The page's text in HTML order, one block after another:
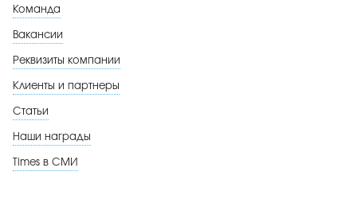
Команда
Вакансии
Реквизиты компании
Клиенты и партнеры
Статьи
Наши награды
Times в СМИ